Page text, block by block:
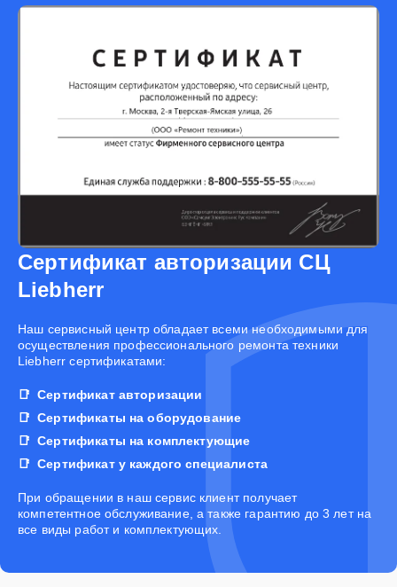
Сертификат авторизации СЦ
Liebherr
Наш сервисный центр обладает всеми необходимыми для
осуществления профессионального ремонта техники
Liebherr сертификатами:
Сертификат авторизации
Сертификаты на оборудование
Сертификаты на комплектующие
Сертификат у каждого специалиста
При обращении в наш сервис клиент получает
компетентное обслуживание, а также гарантию до 3 лет на
все виды работ и комплектующих.